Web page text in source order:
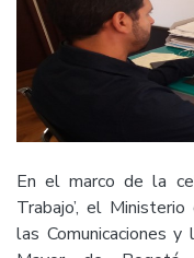
En el marco de la
Trabajo’, el
las Comunicaciones